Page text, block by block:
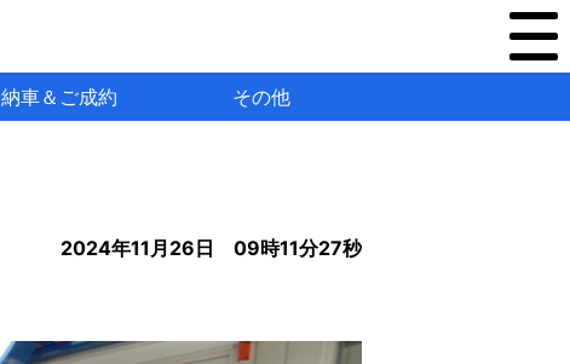
納車＆ご成約 その他
2024年11月26日 09時11分27秒